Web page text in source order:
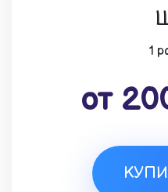
1
от